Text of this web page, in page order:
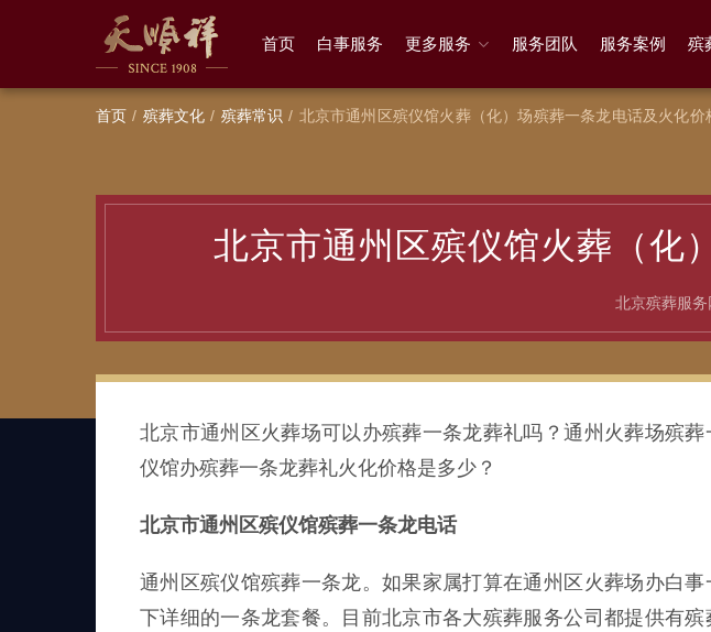
首页 白事服务 更多服务 服务团队 服务案例 殡
首页 殡葬文化 殡葬常识 北京市通州区殡仪馆火葬（化）场殡葬一条龙电话及火化价
北京市通州区殡仪馆火葬（化
北京殡葬服务
北京市通州区火葬场可以办殡葬一条龙葬礼吗？通州火葬场殡
仪馆办殡葬一条龙葬礼火化价格是多少？
北京市通州区殡仪馆殡葬一条龙电话
通州区殡仪馆殡葬一条龙。如果家属打算在通州区火葬场办白
下详细的一条龙套餐。目前北京市各大殡葬服务公司都提供有